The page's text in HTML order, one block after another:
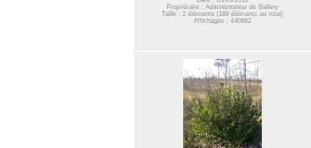
Propriétaire : Administrateur de Gallery
Taille : 2 éléments (189 éléments au total)
Affichages : 440862